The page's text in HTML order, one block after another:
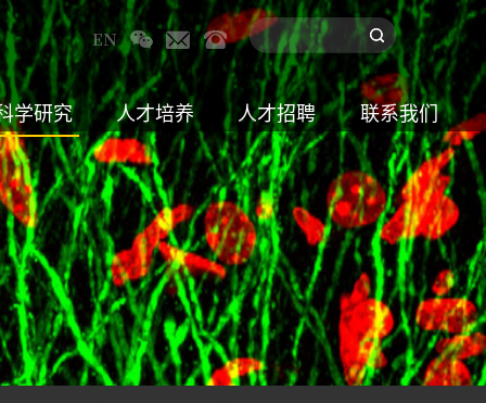
学研究 人才培养 人才招聘 联系我们